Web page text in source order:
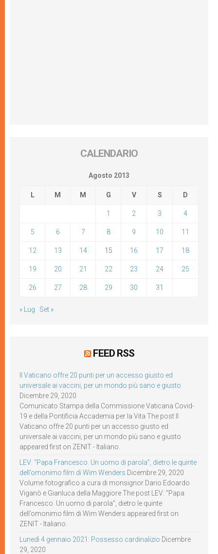
CALENDARIO
Agosto 2013
L M M G V S D
1 2 3 4
5 6 7 8 9 10 11
12 13 14 15 16 17 18
19 20 21 22 23 24 25
26 27 28 29 30 31
« Lug Set »
FEED RSS
Il Vaticano offre 20 punti per un accesso giusto ed
universale ai vaccini, per un mondo più sano e giusto
Dicembre 29, 2020
Comunicato Stampa della Commissione Vaticana Covid-
19 e della Pontificia Accademia per la Vita The post Il
Vaticano offre 20 punti per un accesso giusto ed
universale ai vaccini, per un mondo più sano e giusto
appeared first on ZENIT - Italiano.
LEV: “Papa Francesco. Un uomo di parola”, dietro le quinte
dell’omonimo film di Wim Wenders Dicembre 29, 2020
Volume fotografico a cura di monsignor Dario Edoardo
Viganò e Gianluca della Maggiore The post LEV: “Papa
Francesco. Un uomo di parola”, dietro le quinte
dell’omonimo film di Wim Wenders appeared first on
ZENIT - Italiano.
Lunedì 4 gennaio 2021: Possesso cardinalizio Dicembre
29, 2020